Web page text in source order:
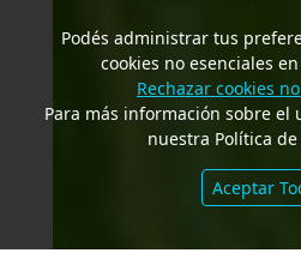
Podés administrar tus
cookies no esenciales
Rechazar cookies
Para más información sobre el
nuestra Política
Aceptar